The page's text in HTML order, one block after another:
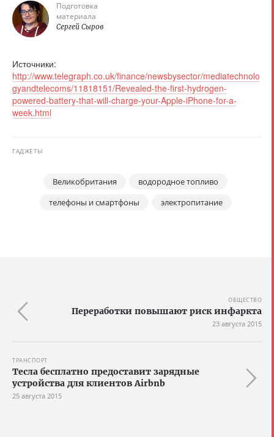
Подготовка
материала
Сергей Сыров
Источники:
http://www.telegraph.co.uk/finance/newsbysector/mediatechnolo
gyandtelecoms/11818151/Revealed-the-first-hydrogen-
powered-battery-that-will-charge-your-Apple-iPhone-for-a-
week.html
ГАДЖЕТЫ
Великобритания
водородное топливо
телефоны и смартфоны
электропитание
ОБЩЕСТВО
Переработки повышают риск инфаркта
23 августа 2015
ТРАНСПОРТ
Тесла бесплатно предоставит зарядные
устройства для клиентов Airbnb
25 августа 2015